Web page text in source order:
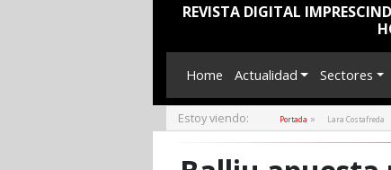
REVISTA DIGITAL
Home Actualidad Sectores
Estoy viendo: Portada » Lara Costafreda